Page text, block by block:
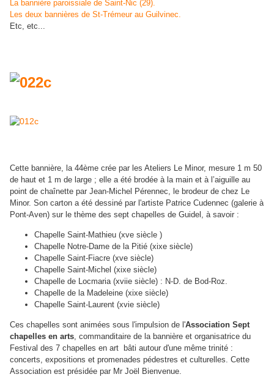
La bannière paroissiale de Saint-Nic (29).
Les deux bannières de St-Trémeur au Guilvinec.
Etc, etc...
Cette bannière, la 44ème crée par les Ateliers Le Minor, mesure 1 m 50
de haut et 1 m de large ; elle a été brodée à la main et à l’aiguille au
point de chaînette par Jean-Michel Pérennec, le brodeur de chez Le
Minor. Son carton a été dessiné par l'artiste Patrice Cudennec (galerie à
Pont-Aven) sur le thème des sept chapelles de Guidel, à savoir :
Chapelle Saint-Mathieu (xve siècle )
Chapelle Notre-Dame de la Pitié (xixe siècle)
Chapelle Saint-Fiacre (xve siècle)
Chapelle Saint-Michel (xixe siècle)
Chapelle de Locmaria (xviie siècle) : N-D. de Bod-Roz.
Chapelle de la Madeleine (xixe siècle)
Chapelle Saint-Laurent (xvie siècle)
Ces chapelles sont animées sous l'impulsion de l'Association Sept
chapelles en arts, commanditaire de la bannière et organisatrice du
Festival des 7 chapelles en art bâti autour d'une même trinité :
concerts, expositions et promenades pédestres et culturelles. Cette
Association est présidée par Mr Joël Bienvenue.